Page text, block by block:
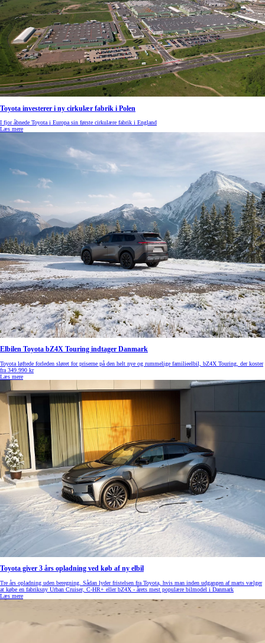
Toyota investerer i ny cirkulær fabrik i Polen
I fjor åbnede Toyota i Europa sin første cirkulære fabrik i England
Læs mere
Elbilen Toyota bZ4X Touring indtager Danmark
Toyota løftede forleden sløret for priserne på den helt nye og rummelige familieelbil, bZ4X Touring, der koster
fra 349.990 kr
Læs mere
Toyota giver 3 års opladning ved køb af ny elbil
Tre års opladning uden beregning. Sådan lyder fristelsen fra Toyota, hvis man inden udgangen af marts vælger
at købe en fabriksny Urban Cruiser, C-HR+ eller bZ4X - årets mest populære bilmodel i Danmark
Læs mere